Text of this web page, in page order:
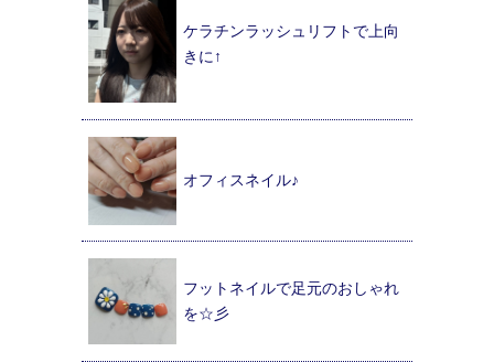
ケラチンラッシュリフトで上向
きに↑
オフィスネイル♪
フットネイルで足元のおしゃれ
を☆彡